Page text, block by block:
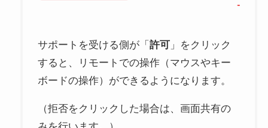
サポートを受ける側が「許可 」をクリック
すると、リモートでの操作（マウスやキー
ボードの操作）ができるようになります。
（拒否をクリックした場合は、画面共有の